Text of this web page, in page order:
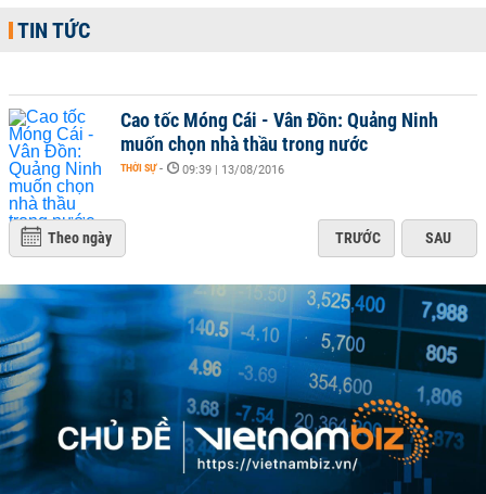
TIN TỨC
Cao tốc Móng Cái - Vân Đồn: Quảng Ninh
muốn chọn nhà thầu trong nước
THỜI SỰ - 09:39 | 13/08/2016
Theo ngày TRƯỚC SAU